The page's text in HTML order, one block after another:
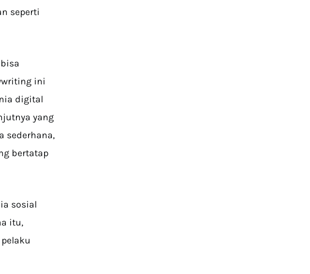
seperti
ini
digital
yang
sederhana,
bertatap
sosial
itu,